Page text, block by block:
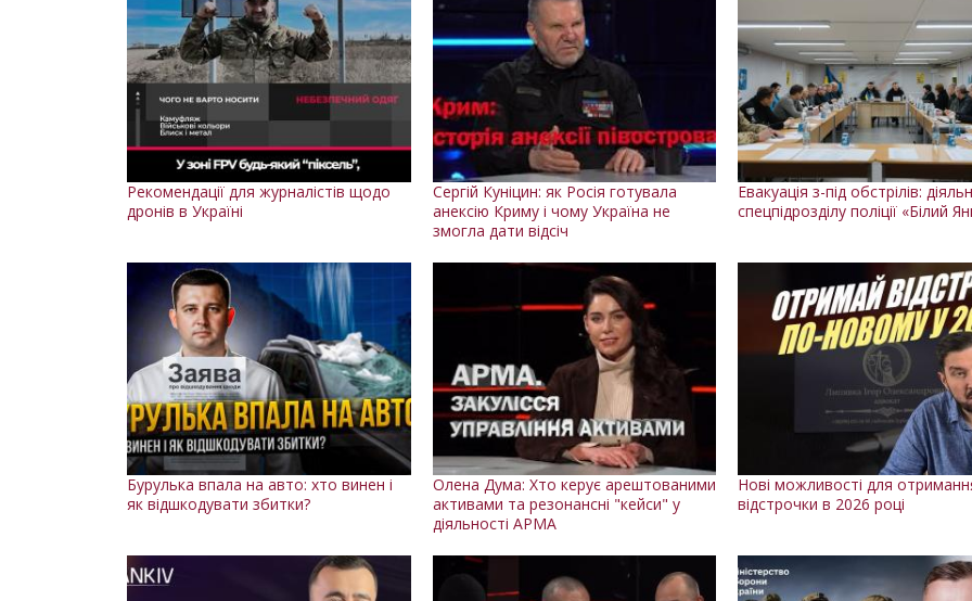
Рекомендації для журналістів щодо
дронів в Україні
Сергій Куніцин: як Росія готувала
анексію Криму і чому Україна не
змогла дати відсіч
Евакуація з-під обстрілів:
спецпідрозділу поліції «Білий
Бурулька впала на авто: хто винен і
як відшкодувати збитки?
Олена Дума: Хто керує арештованими
активами та резонансні "кейси" у
діяльності АРМА
Нові можливості для
відстрочки в 2026 році